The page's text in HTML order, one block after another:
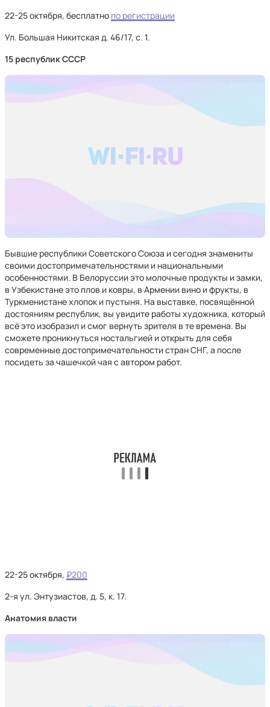
22-25 октября, бесплатно по регистрации
Ул. Большая Никитская д. 46/17, с. 1.
15 республик СССР
Бывшие республики Советского Союза и сегодня знамениты
своими достопримечательностями и национальными
особенностями. В Белоруссии это молочные продукты и замки,
в Узбекистане это плов и ковры, в Армении вино и фрукты, в
Туркменистане хлопок и пустыня. На выставке, посвящённой
достояниям республик, вы увидите работы художника, который
всё это изобразил и смог вернуть зрителя в те времена. Вы
сможете проникнуться ностальгией и открыть для себя
современные достопримечательности стран СНГ, а после
посидеть за чашечкой чая с автором работ.
22-25 октября, ₽200
2-я ул. Энтузиастов, д. 5, к. 17.
Анатомия власти